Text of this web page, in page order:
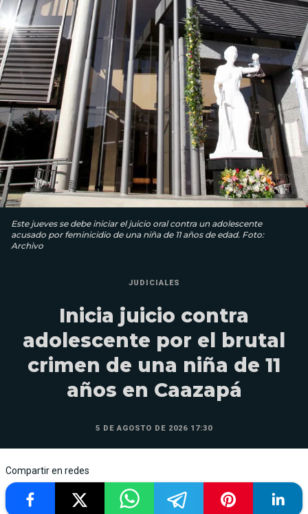
Este jueves se debe iniciar el juicio oral contra un adolescente
acusado por feminicidio de una niña de 11 años de edad. Foto:
Archivo
JUDICIALES
Inicia juicio contra
adolescente por el brutal
crimen de una niña de 11
años en Caazapá
5 DE AGOSTO DE 2026 17:30
Compartir en redes